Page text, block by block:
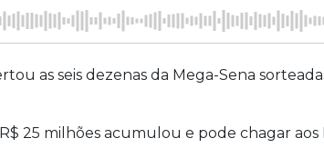
as seis dezenas da Mega-Sena
25 milhões acumulou e pode chagar aos